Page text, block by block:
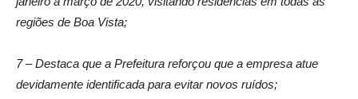
regiões de Boa Vista;
7 – Destaca que a Prefeitura reforçou que a empresa atue
devidamente identificada para evitar novos ruídos;